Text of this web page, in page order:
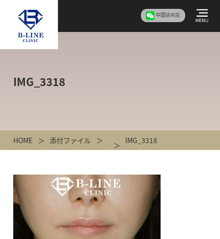
中国语对应
IMG_3318
HOME 添付ファイル IMG_3318